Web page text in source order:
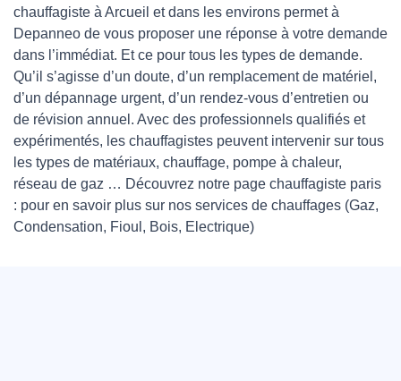
chauffagiste à Arcueil et dans les environs permet à
Depanneo de vous proposer une réponse à votre demande
dans l’immédiat. Et ce pour tous les types de demande.
Qu’il s’agisse d’un doute, d’un remplacement de matériel,
d’un dépannage urgent, d’un rendez-vous d’entretien ou
de révision annuel. Avec des professionnels qualifiés et
expérimentés, les chauffagistes peuvent intervenir sur tous
les types de matériaux, chauffage, pompe à chaleur,
réseau de gaz … Découvrez notre page chauffagiste paris
: pour en savoir plus sur nos services de chauffages (Gaz,
Condensation, Fioul, Bois, Electrique)